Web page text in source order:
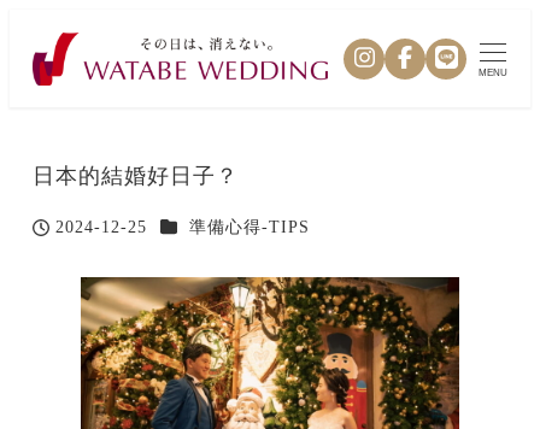
MENU
日本的結婚好日子？
投稿日
2024-12-25 カテゴリー
準備心得-TIPS